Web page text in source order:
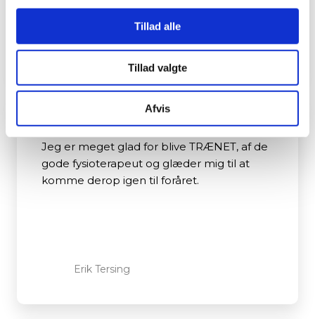
Tillad alle
Tillad valgte
Afvis
for at få det endnu bedre.
Susanne Jensen​
Meget glad for træning
Jeg er meget glad for blive TRÆNET, af de
gode fysioterapeut og glæder mig til at
komme derop igen til foråret.
Erik Tersing